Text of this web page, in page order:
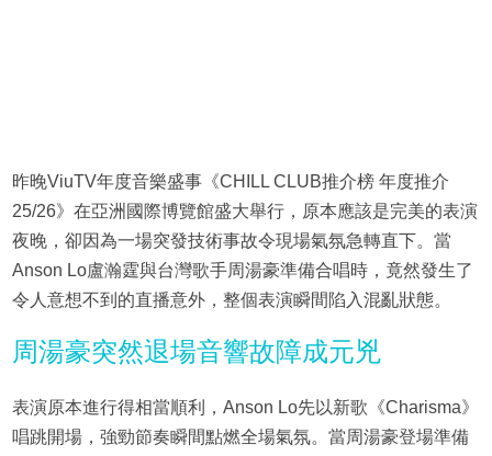
昨晚ViuTV年度音樂盛事《CHILL CLUB推介榜 年度推介
25/26》在亞洲國際博覽館盛大舉行，原本應該是完美的表演
夜晚，卻因為一場突發技術事故令現場氣氛急轉直下。當
Anson Lo盧瀚霆與台灣歌手周湯豪準備合唱時，竟然發生了
令人意想不到的直播意外，整個表演瞬間陷入混亂狀態。
周湯豪突然退場音響故障成元兇
表演原本進行得相當順利，Anson Lo先以新歌《Charisma》
唱跳開場，強勁節奏瞬間點燃全場氣氛。當周湯豪登場準備